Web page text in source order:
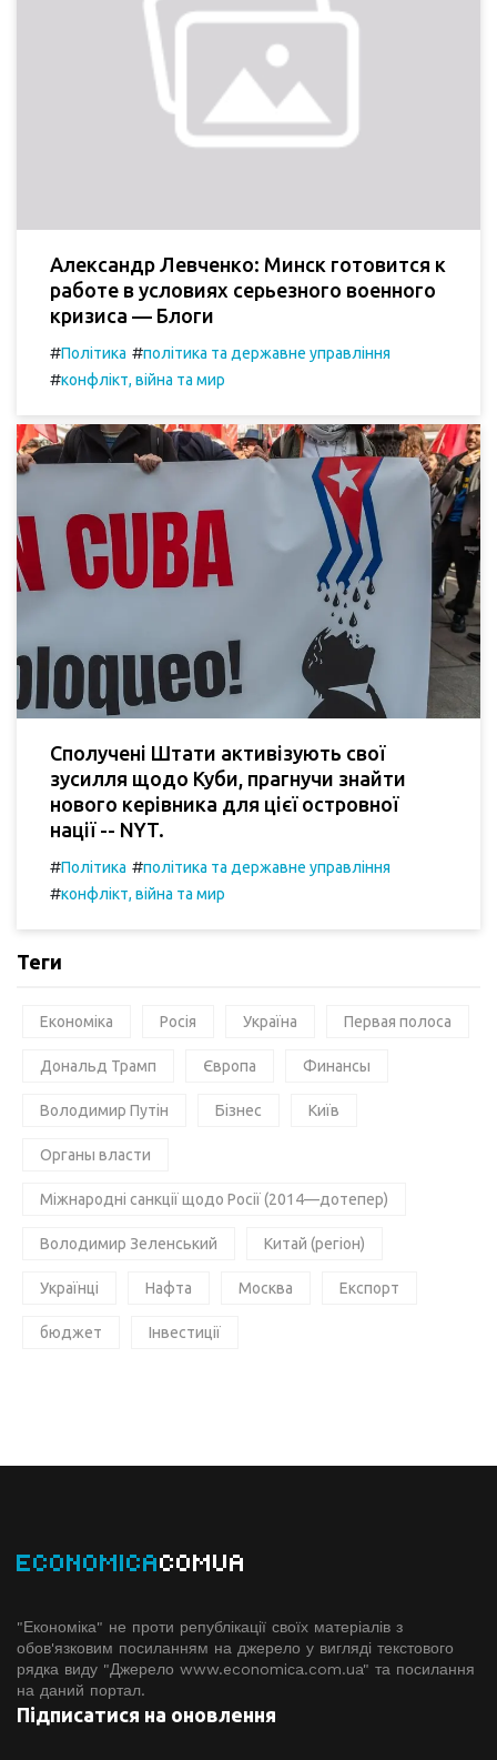
Александр Левченко: Минск готовится к
работе в условиях серьезного военного
кризиса — Блоги
#Політика #політика та державне управління
#конфлікт, війна та мир
Сполучені Штати активізують свої
зусилля щодо Куби, прагнучи знайти
нового керівника для цієї островної
нації -- NYT.
#Політика #політика та державне управління
#конфлікт, війна та мир
Теги
Економіка Росія Україна Первая полоса
Дональд Трамп Європа Финансы
Володимир Путін Бізнес Київ
Органы власти
Міжнародні санкції щодо Росії (2014—дотепер)
Володимир Зеленський Китай (регіон)
Українці Нафта Москва Експорт
бюджет Інвестиції
ECONOMICACOMUA
"Економіка" не проти републікації своїх матеріалів з
обов'язковим посиланням на джерело у вигляді текстового
рядка виду "Джерело www.economiсa.com.ua" та посилання
на даний портал.
Підписатися на оновлення